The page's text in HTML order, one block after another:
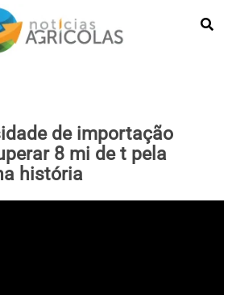
de importação
8 mi de t pela
história